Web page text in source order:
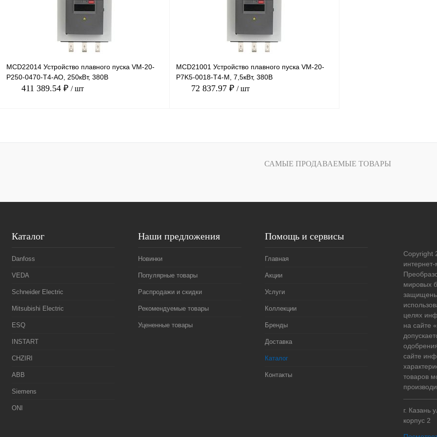
Под заказ Под заказ
MCD22014 Устройство плавного пуска VM-20-
P250-0470-T4-AO, 250кВт, 380В
411 389.54 ₽ / шт
MCD21001 Устройство плавного пуска VM-20-
P7K5-0018-T4-M, 7,5кВт, 380В
72 837.97 ₽ / шт
САМЫЕ ПРОДАВАЕМЫЕ ТОВАРЫ
Каталог
Danfoss
VEDA
Schneider Electric
Mitsubishi Electric
ESQ
INSTART
CHZIRI
ABB
Siemens
ONI
Наши предложения
Новинки
Популярные товары
Распродажи и скидки
Рекомендуемые товары
Уцененные товары
Помощь и сервисы
Главная
Акции
Услуги
Коллекции
Бренды
Доставка
Каталог
Контакты
Copyright
интернет-
мировых
целях
на сайте
сайте
товаров
г. Казань
корпус 2